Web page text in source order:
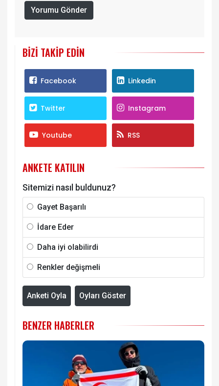
Yorumu Gönder
BIZI TAKIP EDIN
Facebook Linkedin
Twitter Instagram
Youtube RSS
ANKETE KATILIN
Sitemizi nasıl buldunuz?
Gayet Başarılı
İdare Eder
Daha iyi olabilirdi
Renkler değişmeli
Anketi Oyla Oyları Göster
BENZER HABERLER